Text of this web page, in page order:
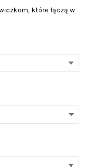
które łączą w